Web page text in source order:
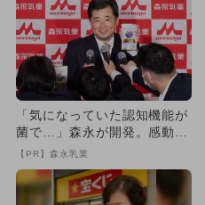
「気になっていた認知機能が
菌で…」森永が開発。感動の
70代続出
【PR】森永乳業